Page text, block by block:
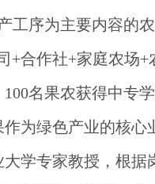
工序为主要内容的
+合作社+家庭农场
名果农获得中专
作为绿色产业的核心
学专家教授，根据